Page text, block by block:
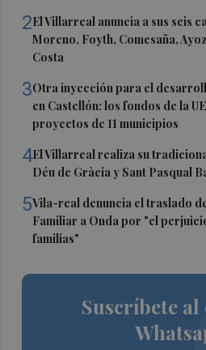
2El Villarreal anuncia a sus seis
Moreno, Foyth, Comesaña,
Costa
3Otra inyección para el
en Castellón: los fondos de la
proyectos de 11 municipios
4El Villarreal realiza su
Déu de Gràcia y Sant Pasqual
5Vila-real denuncia el traslado
Familiar a Onda por "el
familias"
Suscríbete al